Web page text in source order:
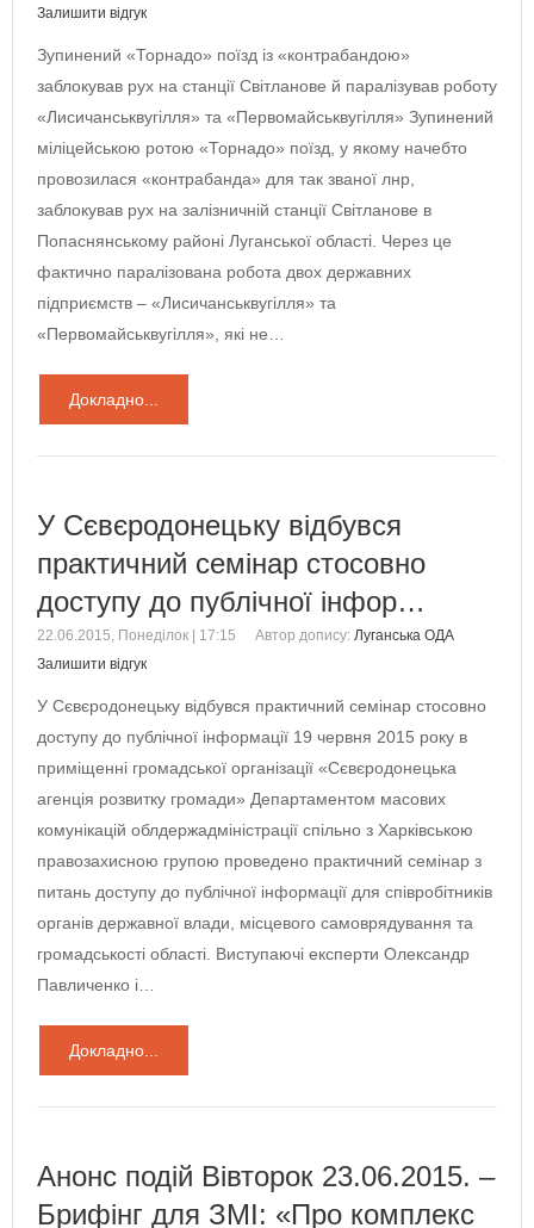
Залишити відгук
Зупинений «Торнадо» поїзд із «контрабандою»
заблокував рух на станції Світланове й паралізував роботу
«Лисичанськвугілля» та «Первомайськвугілля» Зупинений
міліцейською ротою «Торнадо» поїзд, у якому начебто
провозилася «контрабанда» для так званої лнр,
заблокував рух на залізничній станції Світланове в
Попаснянському районі Луганської області. Через це
фактично паралізована робота двох державних
підприємств – «Лисичанськвугілля» та
«Первомайськвугілля», які не…
Докладно...
У Сєвєродонецьку відбувся
практичний семінар стосовно
доступу до публічної інфор…
22.06.2015, Понеділок | 17:15 Автор допису: Луганська ОДА
Залишити відгук
У Сєвєродонецьку відбувся практичний семінар стосовно
доступу до публічної інформації 19 червня 2015 року в
приміщенні громадської організації «Сєвєродонецька
агенція розвитку громади» Департаментом масових
комунікацій облдержадміністрації спільно з Харківською
правозахисною групою проведено практичний семінар з
питань доступу до публічної інформації для співробітників
органів державної влади, місцевого самоврядування та
громадськості області. Виступаючі експерти Олександр
Павличенко і…
Докладно...
Анонс подій Вівторок 23.06.2015. –
Брифінг для ЗМІ: «Про комплекс